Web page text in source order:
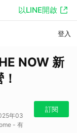
以LINE開啟
登入
NOW 新
年03
- 有
訂閱